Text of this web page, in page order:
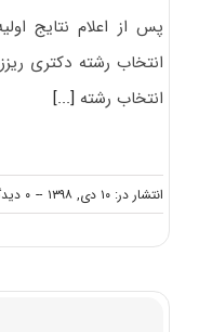
انتخاب رشته دکتری
انتخاب رشته [...]
انتشار در: ۱۰ دی, ۱۳۹۸ -- ۰ دیدگاه